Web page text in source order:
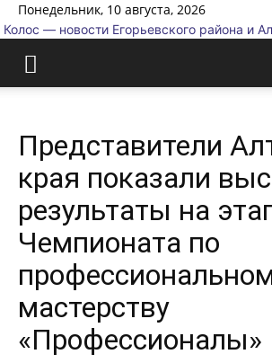
Понедельник, 10 августа, 2026
Колос — новости Егорьевского района и
Представители
края показали
результаты на
Чемпионата по
мастерству
«Профессионалы»